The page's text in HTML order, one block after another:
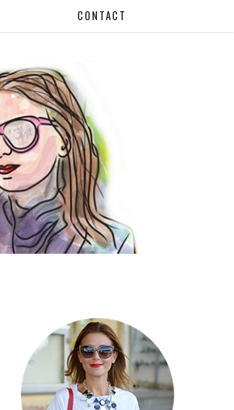
CONTACT